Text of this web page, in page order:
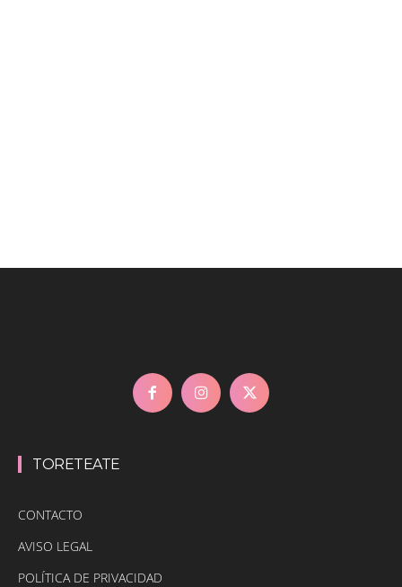
TORETEATE
CONTACTO
AVISO LEGAL
POLÍTICA DE PRIVACIDAD